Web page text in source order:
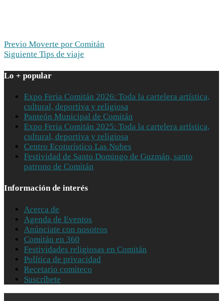
Previo Moverte por Comitán
Siguiente Tips de viaje
Lo + popular
Expo Feria Comitán 2026: Toda la cartelera artística,
cultural, deportiva y religiosa
Panteón Municipal de Comitán
Expo Feria Comitán 2025: Toda la cartelera artística,
cultural, deportiva y religiosa
Centro Ecoturístico Las Nubes
Festividad de Santo Domingo de Guzmán, santo
patrono de Comitán
Información de interés
Acerca de
Agenda de Eventos
Anúnciate con nosotros
Comitán en 360
Festividades religiosas en Comitán
Política de privacidad
Recetario comiteco
Suscríbete